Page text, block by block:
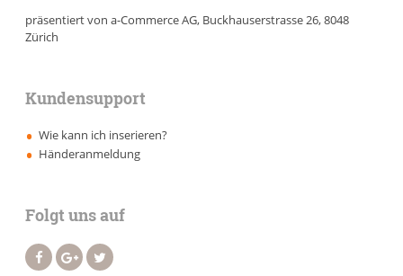
präsentiert von a-Commerce AG, Buckhauserstrasse 26, 8048
Zürich
Kundensupport
Wie kann ich inserieren?
Händeranmeldung
Folgt uns auf